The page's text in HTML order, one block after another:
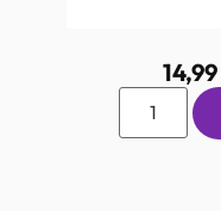
14,99